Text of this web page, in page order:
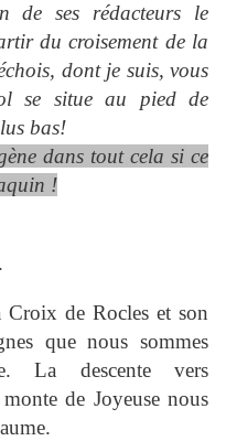
de ses rédacteurs le
du croisement de la
dont je suis, vous
se situe au pied de
bas!
dans tout cela si ce
!
Croix de Rocles et son
que nous sommes
La descente vers
de Joyeuse nous